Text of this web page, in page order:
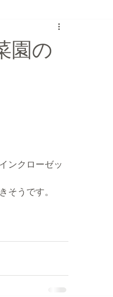
園の
ンクローゼッ
そうです。